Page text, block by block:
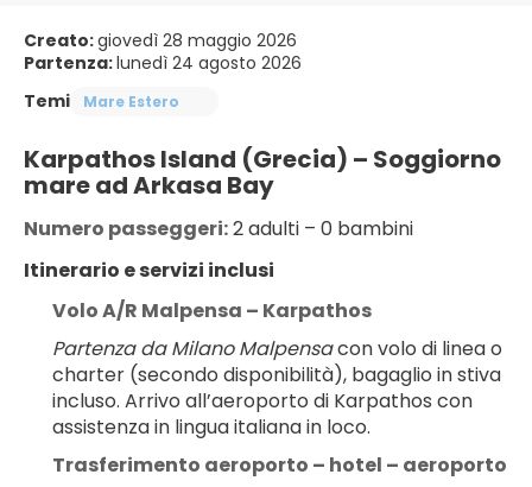
Creato:giovedì 28 maggio 2026
Partenza:lunedì 24 agosto 2026
Temi
Mare Estero
Karpathos Island (Grecia) – Soggiorno
mare ad Arkasa Bay
Numero passeggeri: 2 adulti – 0 bambini
Itinerario e servizi inclusi
Volo A/R Malpensa – Karpathos
Partenza da Milano Malpensa con volo di linea o
charter (secondo disponibilità), bagaglio in stiva
incluso. Arrivo all’aeroporto di Karpathos con
assistenza in lingua italiana in loco.
Trasferimento aeroporto – hotel – aeroporto